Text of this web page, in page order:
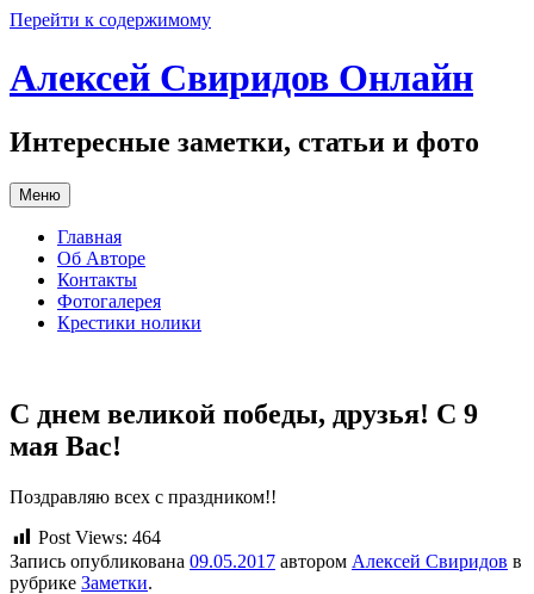
Перейти к содержимому
Алексей Свиридов Онлайн
Интересные заметки, статьи и фото
Меню
Главная
Об Авторе
Контакты
Фотогалерея
Крестики нолики
С днем великой победы, друзья! С 9
мая Вас!
Поздравляю всех с праздником!!
Post Views: 464
Запись опубликована 09.05.2017 автором Алексей Свиридов в
рубрике Заметки.